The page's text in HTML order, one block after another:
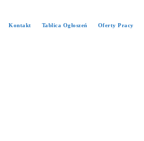
Kontakt Tablica Ogłoszeń Oferty Pracy